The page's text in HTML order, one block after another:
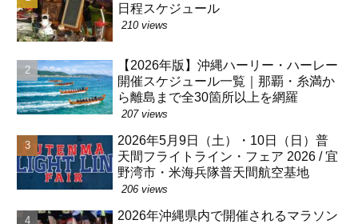
日程スケジュール
210 views
【2026年版】沖縄ハーリー・ハーレー
開催スケジュール一覧｜那覇・糸満か
ら離島まで全30箇所以上を網羅
207 views
2026年5月9日（土）・10日（日）普
天間フライトライン・フェア 2026 / 宜
野湾市・米海兵隊普天間航空基地
206 views
2026年沖縄県内で開催されるマラソン